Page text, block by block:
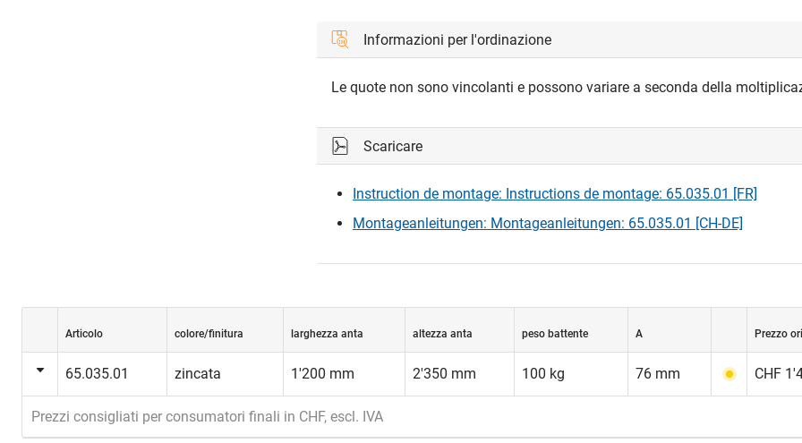
Informazioni per l'ordinazione
Le quote non sono vincolanti e possono variare a seconda della
Scaricare
Instruction de montage: Instructions de montage: 65.035.01 [FR]
Montageanleitungen: Montageanleitungen: 65.035.01 [CH-DE]
Articolo colore/finitura larghezza anta altezza anta peso battente A Prezzo
65.035.01 zincata 1'200 mm 2'350 mm 100 kg 76 mm CHF
Prezzi consigliati per consumatori finali in CHF, escl. IVA